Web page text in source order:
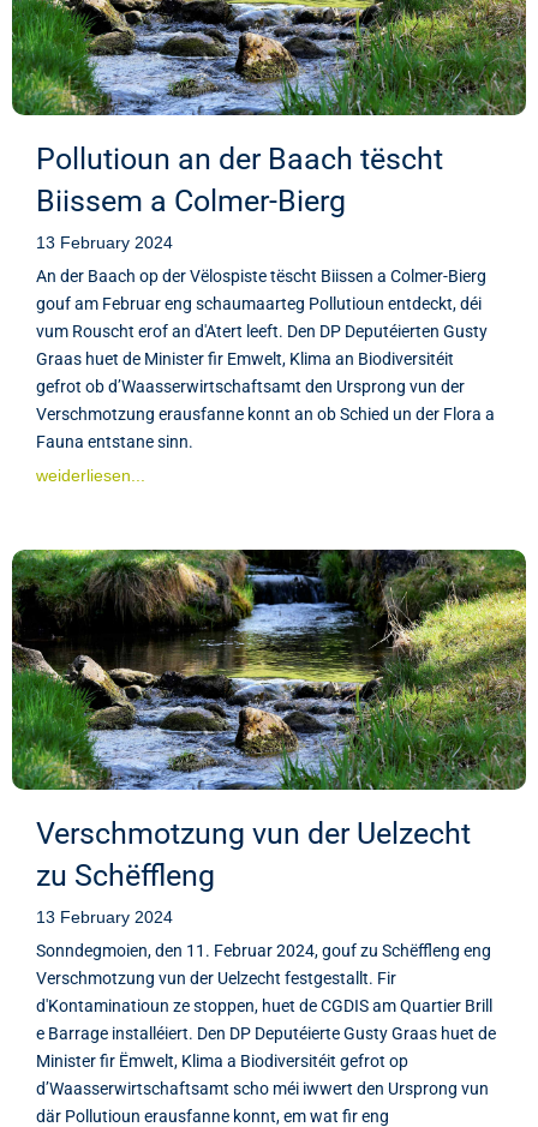
Pollutioun an der Baach tëscht
Biissem a Colmer-Bierg
13 February 2024
An der Baach op der Vëlospiste tëscht Biissen a Colmer-Bierg
gouf am Februar eng schaumaarteg Pollutioun entdeckt, déi
vum Rouscht erof an d'Atert leeft. Den DP Deputéierten Gusty
Graas huet de Minister fir Emwelt, Klima an Biodiversitéit
gefrot ob d’Waasserwirtschaftsamt den Ursprong vun der
Verschmotzung erausfanne konnt an ob Schied un der Flora a
Fauna entstane sinn.
weiderliesen...
Verschmotzung vun der Uelzecht
zu Schëffleng
13 February 2024
Sonndegmoien, den 11. Februar 2024, gouf zu Schëffleng eng
Verschmotzung vun der Uelzecht festgestallt. Fir
d'Kontaminatioun ze stoppen, huet de CGDIS am Quartier Brill
e Barrage installéiert. Den DP Deputéierte Gusty Graas huet de
Minister fir Ëmwelt, Klima a Biodiversitéit gefrot op
d’Waasserwirtschaftsamt scho méi iwwert den Ursprong vun
där Pollutioun erausfanne konnt, em wat fir eng